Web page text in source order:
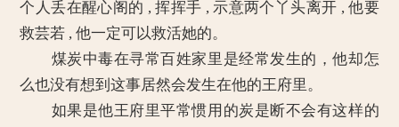
个人丢在醒心阁的 , 挥挥手 , 示意两个丫头离开 , 他要
救芸若 , 他一定可以救活她的。
煤炭中毒在寻常百姓家里是经常发生的，他却怎
么也没有想到这事居然会发生在他的王府里。
如果是他王府里平常惯用的炭是断不会有这样的